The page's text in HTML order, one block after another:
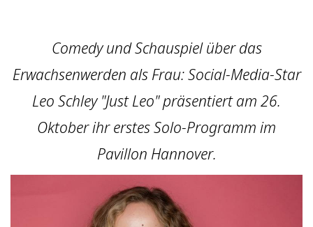
Comedy und Schauspiel über das
Erwachsenwerden als Frau: Social-Media-Star
Leo Schley "Just Leo" präsentiert am 26.
Oktober ihr erstes Solo-Programm im
Pavillon Hannover.